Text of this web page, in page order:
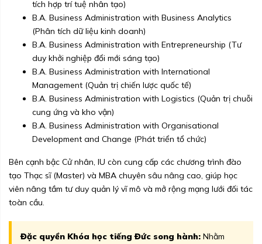
tích hợp trí tuệ nhân tạo)
B.A. Business Administration with Business Analytics
(Phân tích dữ liệu kinh doanh)
B.A. Business Administration with Entrepreneurship (Tư
duy khởi nghiệp đổi mới sáng tạo)
B.A. Business Administration with International
Management (Quản trị chiến lược quốc tế)
B.A. Business Administration with Logistics (Quản trị chuỗi
cung ứng và kho vận)
B.A. Business Administration with Organisational
Development and Change (Phát triển tổ chức)
Bên cạnh bậc Cử nhân, IU còn cung cấp các chương trình đào
tạo Thạc sĩ (Master) và MBA chuyên sâu nâng cao, giúp học
viên nâng tầm tư duy quản lý vĩ mô và mở rộng mạng lưới đối tác
toàn cầu.
Đặc quyền Khóa học tiếng Đức song hành: Nhằm